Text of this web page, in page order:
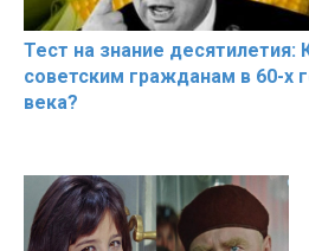
Тест на знание десятилетия:
советским гражданам в 60-х
века?